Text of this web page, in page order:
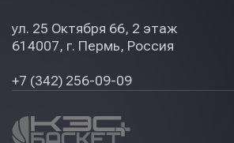
ул. 25 Октября 66, 2 этаж
614007, г. Пермь, Россия
+7 (342) 256-09-09